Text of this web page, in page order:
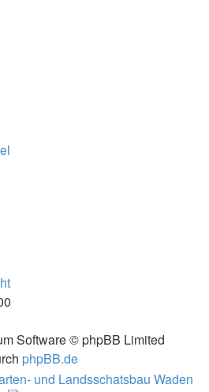
Software © phpBB Limited
phpBB.de